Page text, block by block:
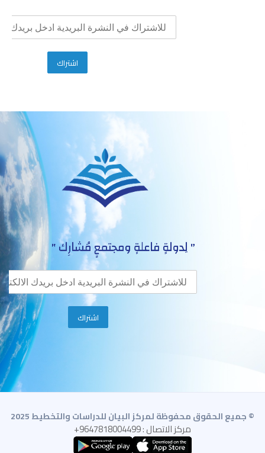
© جميع الحقوق محفوظة لمركز البيان للدراسات والتخطيط 2025
مركز الاتصال : 9647818004499+